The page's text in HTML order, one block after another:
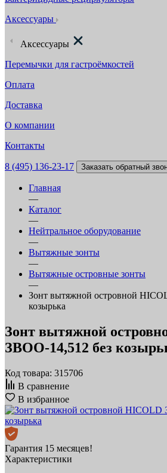
Аксессуары
Аксессуары
Перемычки для гастроёмкостей
Оплата
Доставка
О компании
Контакты
8 (495) 136-23-17 Заказать обратный
Главная
—
Каталог
—
Нейтральное оборудование
—
Вытяжные зонты
—
Вытяжные островные зонты
—
Зонт вытяжной островной
козырька
Зонт вытяжной
ЗВОО-14,512 без
Код товара: 315706
В сравнение
В избранное
Гарантия 15 месяцев!
Характеристики